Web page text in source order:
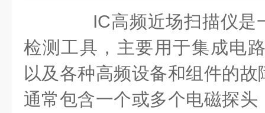
IC高频近场扫描仪是
检测工具，主要用于集成电
以及各种高频设备和组件的
通常包含一个或多个电磁探